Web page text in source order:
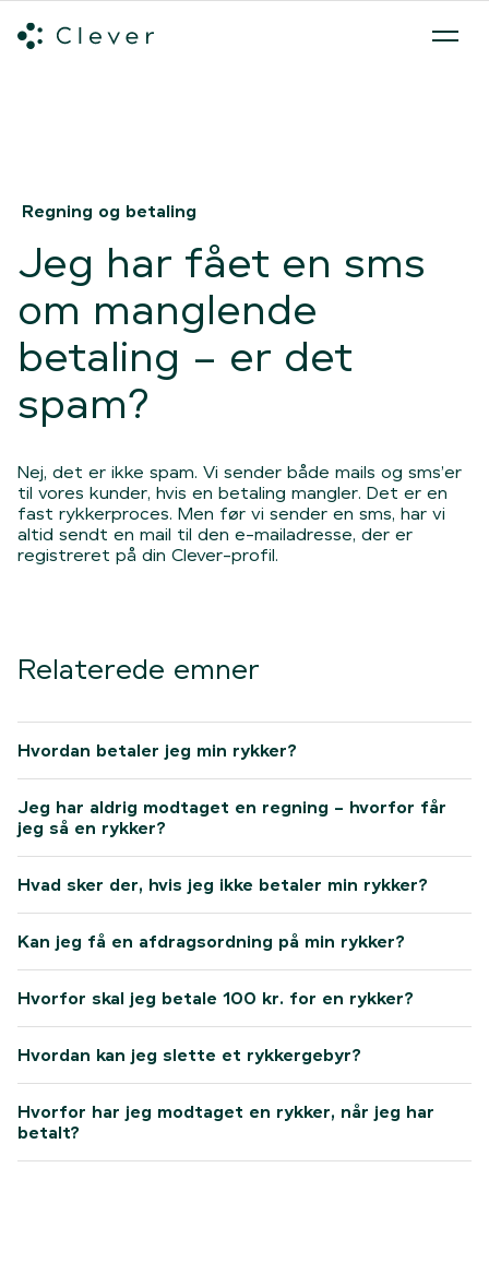
Regning og betaling
Jeg har fået en sms
om manglende
betaling – er det
spam?
Nej, det er ikke spam. Vi sender både mails og sms’er
til vores kunder, hvis en betaling mangler. Det er en
fast rykkerproces. Men før vi sender en sms, har vi
altid sendt en mail til den e-mailadresse, der er
registreret på din Clever-profil.
Relaterede emner
Hvordan betaler jeg min rykker?
Jeg har aldrig modtaget en regning – hvorfor får
jeg så en rykker?
Hvad sker der, hvis jeg ikke betaler min rykker?
Kan jeg få en afdragsordning på min rykker?
Hvorfor skal jeg betale 100 kr. for en rykker?
Hvordan kan jeg slette et rykkergebyr?
Hvorfor har jeg modtaget en rykker, når jeg har
betalt?